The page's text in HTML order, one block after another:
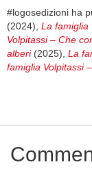
#logosedizioni ha
(2024), La famiglia
Volpitassi – Che
alberi(2025), La
famiglia Volpitassi